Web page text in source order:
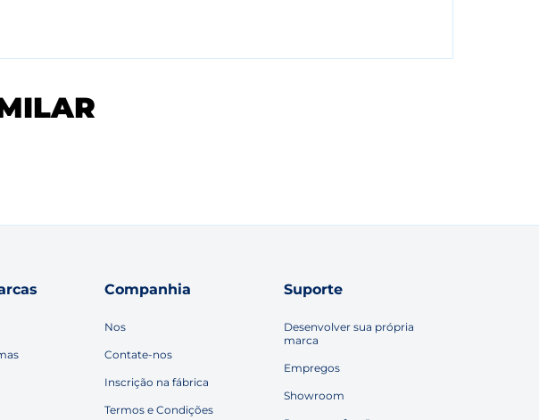
Companhia
Nos
Contate-nos
Inscrição na fábrica
Termos e Condições
Suporte
Desenvolver sua própria
marca
Empregos
Showroom